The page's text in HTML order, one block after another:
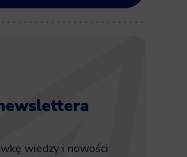
wiedzy i nowości